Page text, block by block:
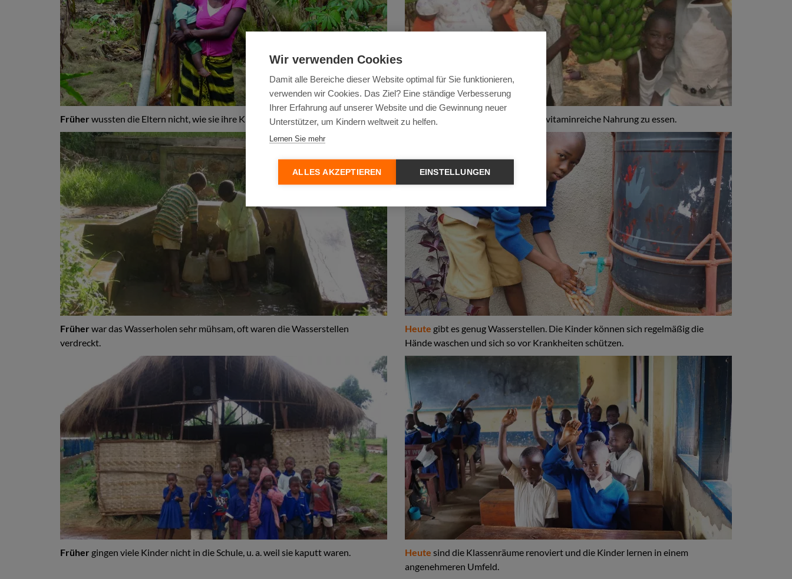
Früher wussten die Eltern nicht, wie sie ihre Kinder gesund ernähren können.
Früher war das Wasserholen sehr mühsam, oft waren die Wasserstellen
verdreckt.
Früher gingen viele Kinder nicht in die Schule, u. a. weil sie kaputt waren.
Heutehaben die Kinder genügend vitaminreiche Nahrung zu essen.
Heute gibt es genug Wasserstellen. Die Kinder können sich regelmäßig die
Hände waschen und sich so vor Krankheiten schützen.
Heute sind die Klassenräume renoviert und die Kinder lernen in einem
angenehmeren Umfeld.
Wir verwenden Cookies
Damit alle Bereiche dieser Website optimal für Sie funktionieren,
verwenden wir Cookies. Das Ziel? Eine ständige Verbesserung
Ihrer Erfahrung auf unserer Website und die Gewinnung neuer
Unterstützer, um Kindern weltweit zu helfen.
Lernen Sie mehr
ALLES AKZEPTIEREN EINSTELLUNGEN